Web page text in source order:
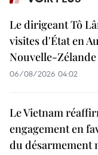
Le dirigeant Tô
visites d'État en
Nouvelle-Zélande
06/08/2026 04:02
Le Vietnam
engagement en
du désarmement